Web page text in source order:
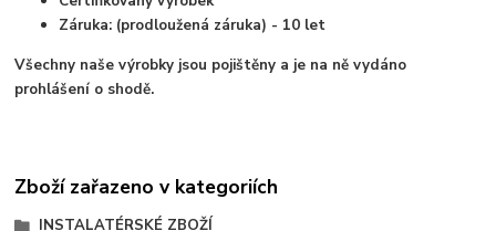
Záruka: (prodloužená záruka) - 10 let
Všechny naše výrobky jsou pojištěny a je na ně vydáno
prohlášení o shodě.
Zboží zařazeno v kategoriích
INSTALATÉRSKÉ ZBOŽÍ